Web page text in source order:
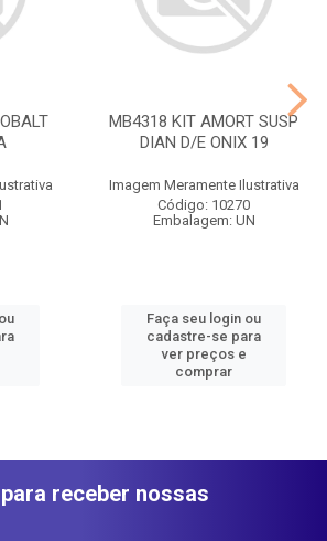
MB4318 KIT AMORT SUSP
DIAN D/E ONIX 19
Imagem Meramente Ilustrativa
Código: 10270
Embalagem: UN
Faça seu login ou
cadastre-se para
ver preços e
comprar
receber nossas